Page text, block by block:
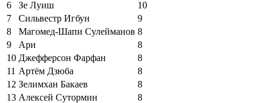
6
Зе Луиш
10
7
Сильвестр Игбун
9
8
Магомед-Шапи Сулейманов 8
9
Ари
8
10 Джефферсон Фарфан
8
11 Артём Дзюба
8
12 Зелимхан Бакаев
8
13 Алексей Сутормин
8